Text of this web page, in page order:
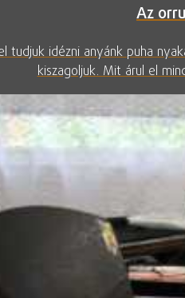
Az
idézni anyánk puha
kiszagoljuk. Mit árul el